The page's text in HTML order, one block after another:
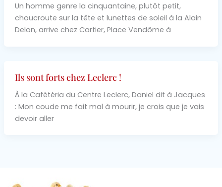
Un homme genre la cinquantaine, plutôt petit,
choucroute sur la tête et lunettes de soleil à la Alain
Delon, arrive chez Cartier, Place Vendôme à
Ils sont forts chez Leclerc !
À la Cafétéria du Centre Leclerc, Daniel dit à Jacques
: Mon coude me fait mal à mourir, je crois que je vais
devoir aller